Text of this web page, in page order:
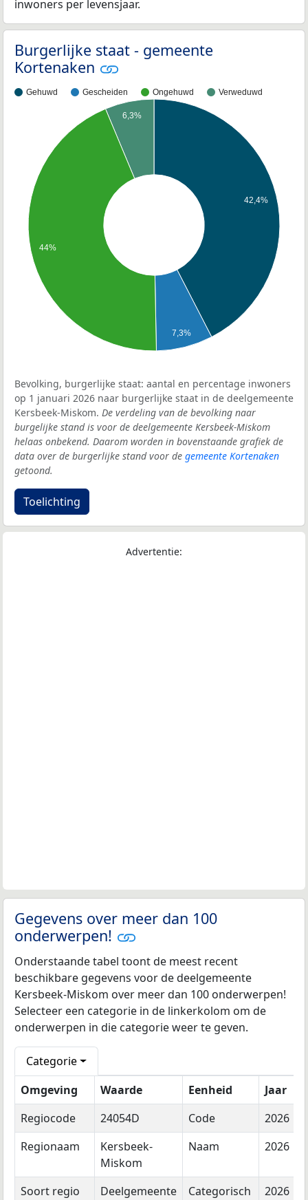
inwoners per levensjaar.
Burgerlijke staat - gemeente
Kortenaken
Gehuwd Gescheiden Ongehuwd Verweduwd
42,4%
7,3%
6,3%
44%
Bevolking, burgerlijke staat: aantal en percentage inwoners
op 1 januari 2026 naar burgerlijke staat in de deelgemeente
Kersbeek-Miskom. De verdeling van de bevolking naar
burgelijke stand is voor de deelgemeente Kersbeek-Miskom
helaas onbekend. Daarom worden in bovenstaande grafiek de
data over de burgerlijke stand voor de gemeente Kortenaken
getoond.
Toelichting
Advertentie:
Gegevens over meer dan 100
onderwerpen!
Onderstaande tabel toont de meest recent
beschikbare gegevens voor de deelgemeente
Kersbeek-Miskom over meer dan 100 onderwerpen!
Selecteer een categorie in de linkerkolom om de
onderwerpen in die categorie weer te geven.
Categorie
Omgeving
Waarde Eenheid
Jaar
Regiocode
24054D Code
2026
Regionaam
Kersbeek-
Miskom
Naam 2026
Soort regio Deelgemeente Categorisch 2026